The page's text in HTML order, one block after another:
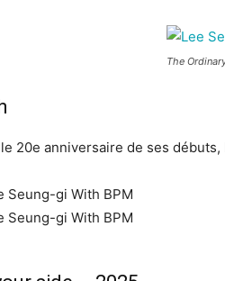
The
20e anniversaire de ses débuts,